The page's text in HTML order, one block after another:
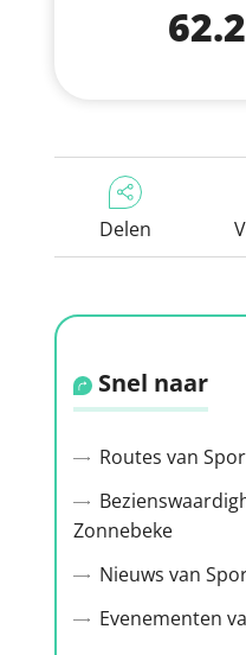
Delen
Snel naar
Routes van
Zonnebeke
Nieuws van
Evenementen